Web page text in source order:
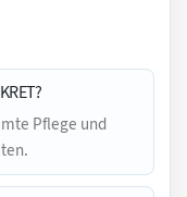
Pflege und